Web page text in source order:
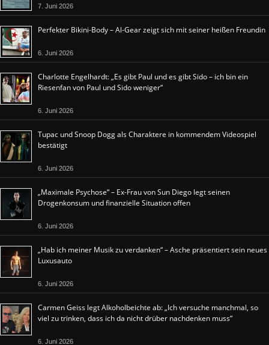
7. Juni 2026
Perfekter Bikini-Body – Al-Gear zeigt sich mit seiner heißen Freundin
6. Juni 2026
Charlotte Engelhardt: „Es gibt Paul und es gibt Sido – ich bin ein
Riesenfan von Paul und Sido weniger“
6. Juni 2026
Tupac und Snoop Dogg als Charaktere in kommendem Videospiel
bestätigt
6. Juni 2026
„Maximale Psychose“ – Ex-Frau von Sun Diego legt seinen
Drogenkonsum und finanzielle Situation offen
6. Juni 2026
„Hab ich meiner Musik zu verdanken“ – Asche präsentiert sein neues
Luxusauto
6. Juni 2026
Carmen Geiss legt Alkoholbeichte ab: „Ich versuche manchmal, so
viel zu trinken, dass ich da nicht drüber nachdenken muss“
6. Juni 2026